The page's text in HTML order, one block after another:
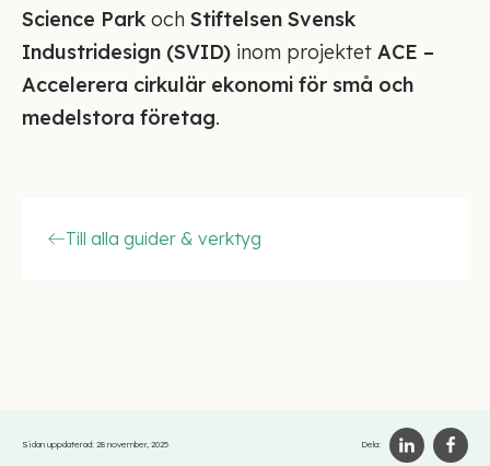
Science Park och Stiftelsen Svensk
Industridesign (SVID) inom projektet ACE –
Accelerera cirkulär ekonomi för små och
medelstora företag.
Till alla guider & verktyg
Sidan uppdaterad: 28 november, 2025 Dela: